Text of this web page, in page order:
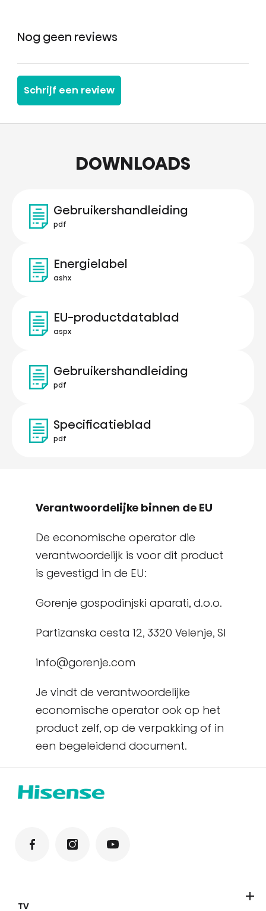
Nog geen reviews
Schrijf een review
DOWNLOADS
Gebruikershandleiding
pdf
Energielabel
ashx
EU-productdatablad
aspx
Gebruikershandleiding
pdf
Specificatieblad
pdf
Verantwoordelijke binnen de EU
De economische operator die
verantwoordelijk is voor dit product
is gevestigd in de EU:
Gorenje gospodinjski aparati, d.o.o.
Partizanska cesta 12, 3320 Velenje, SI
info@gorenje.com
Je vindt de verantwoordelijke
economische operator ook op het
product zelf, op de verpakking of in
een begeleidend document.
TV